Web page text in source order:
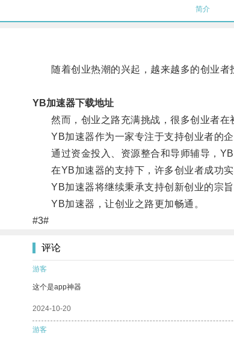
简介
随着创业热潮的兴起，越来越多的创业者
YB加速器下载地址
然而，创业之路充满挑战，很多创业者在
YB加速器作为一家专注于支持创业者的企
通过资金投入、资源整合和导师辅导，YB
在YB加速器的支持下，许多创业者成功实
YB加速器将继续秉承支持创新创业的宗旨
YB加速器，让创业之路更加畅通。
#3#
评论
游客
这个是app神器
2024-10-20
游客